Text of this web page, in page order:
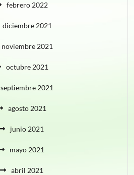
febrero 2022
diciembre 2021
noviembre 2021
octubre 2021
septiembre 2021
agosto 2021
junio 2021
mayo 2021
abril 2021